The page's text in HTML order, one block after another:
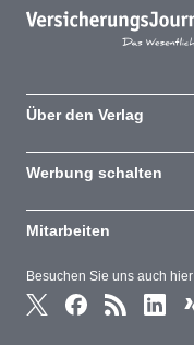
Besuchen Sie uns auch hier
Über den Verlag
Werbung schalten
Mitarbeiten